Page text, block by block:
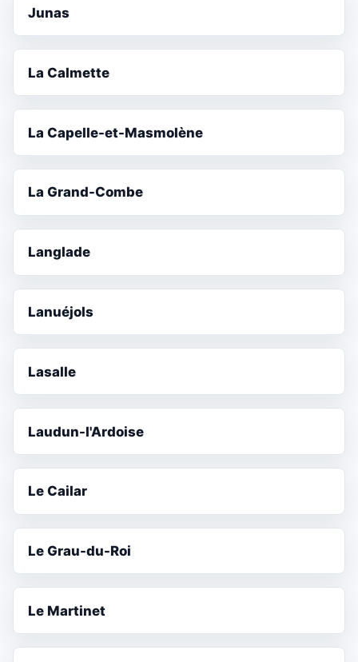
Junas
La Calmette
La Capelle-et-Masmolène
La Grand-Combe
Langlade
Lanuéjols
Lasalle
Laudun-l'Ardoise
Le Cailar
Le Grau-du-Roi
Le Martinet